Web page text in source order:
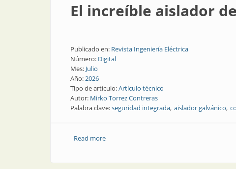
El increíble aislador
Publicado en: Revista Ingeniería Eléctrica
Número: Digital
Mes: Julio
Año:2026
Tipo de artículo:Artículo técnico
Autor: Mirko Torrez Contreras
Palabra clave:seguridad integrada aislador galvánico
Read moreabout El increíble aislador de señales IS